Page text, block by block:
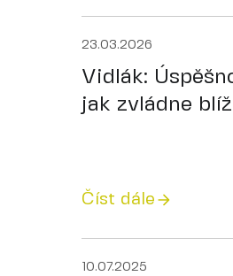
23.03.2026
Vidlák:
jak zvládne
Číst dále
10.07.2025